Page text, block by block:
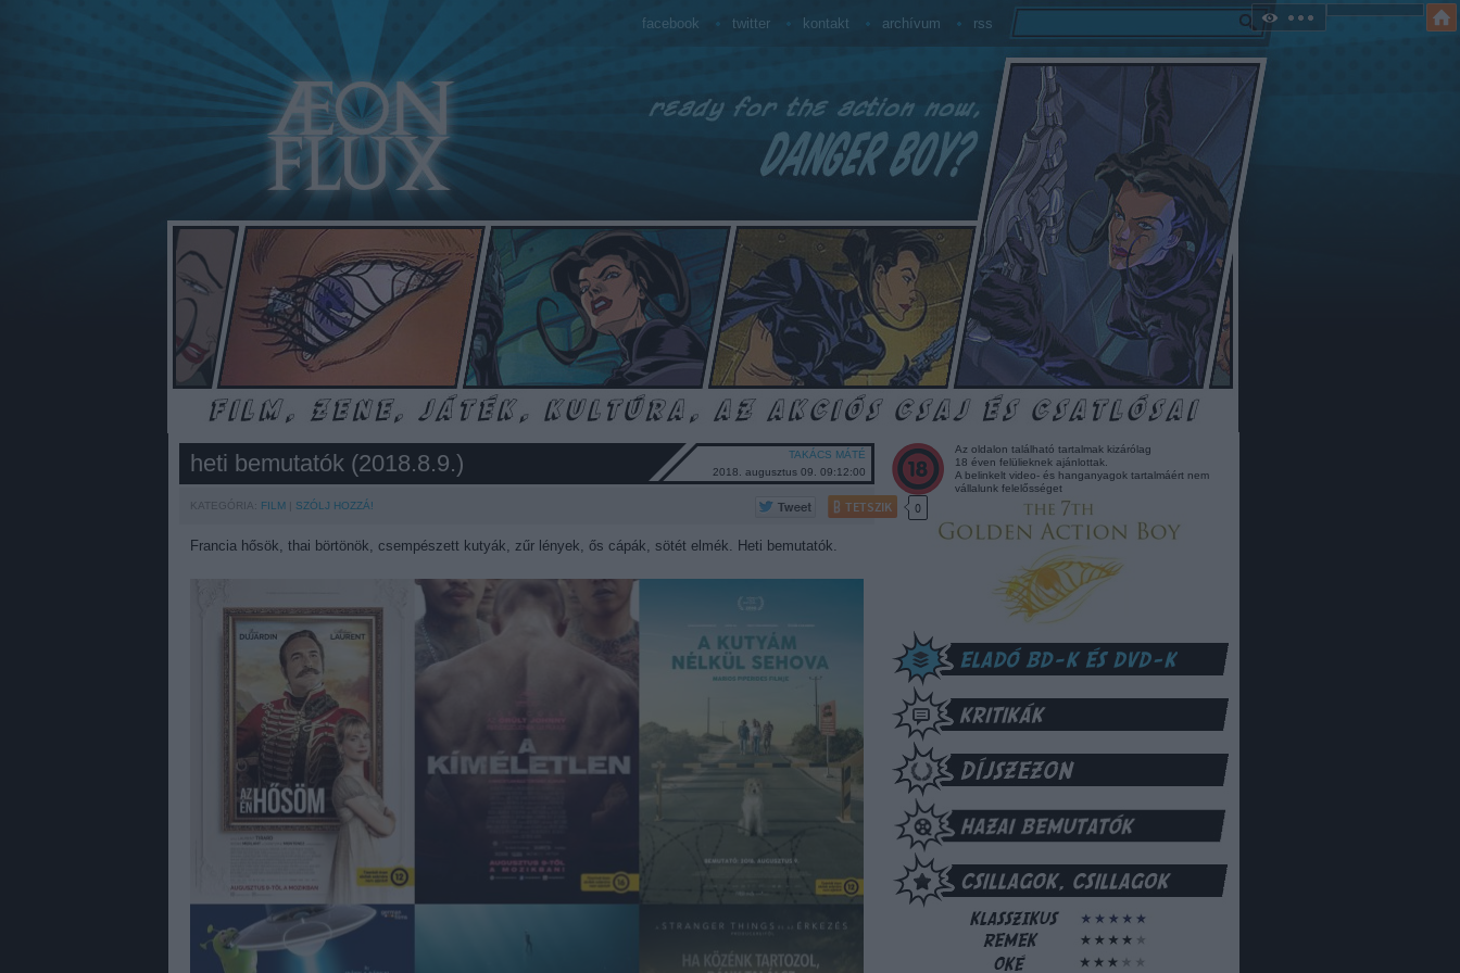
facebook twitter kontakt archívum rss
heti bemutatók (2018.8.9.)
TAKÁCS MÁTÉ
2018. augusztus 09. 09:12:00
KATEGÓRIA: FILM SZÓLJ HOZZÁ! TETSZIK 0
Francia hősök, thai börtönök, csempészett kutyák, zűr lények, ős cápák, sötét elmék. Heti bemutatók.
Az oldalon található tartalmak kizárólag
18 éven felülieknek ajánlottak.
A belinkelt video- és hanganyagok tartalmáért nem
vállalunk felelősséget